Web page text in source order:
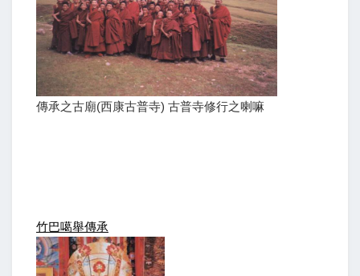
傳承之古廟(西康古普寺) 古普寺修行之喇嘛
竹巴噶舉傳承